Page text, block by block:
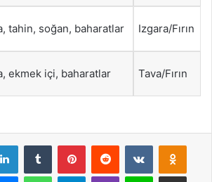
tahin, soğan, baharatlar Izgara/Fırın
ekmek içi, baharatlar Tava/Fırın
LinkedInTumblr PinterestReddit VKontakte
MessengerWhatsAppTelegramViber Line E-Posta ile